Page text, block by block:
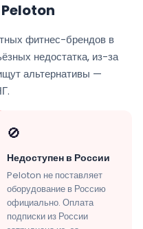
фитнес-брендов в
недостатка, из-за
альтернативы —
🚫
Недоступен в России
Peloton не поставляет
оборудование в Россию
официально. Оплата
подписки из России